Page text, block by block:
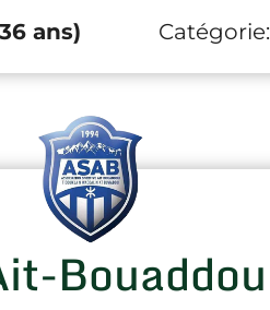
ans) Catégorie:
Bouaddou